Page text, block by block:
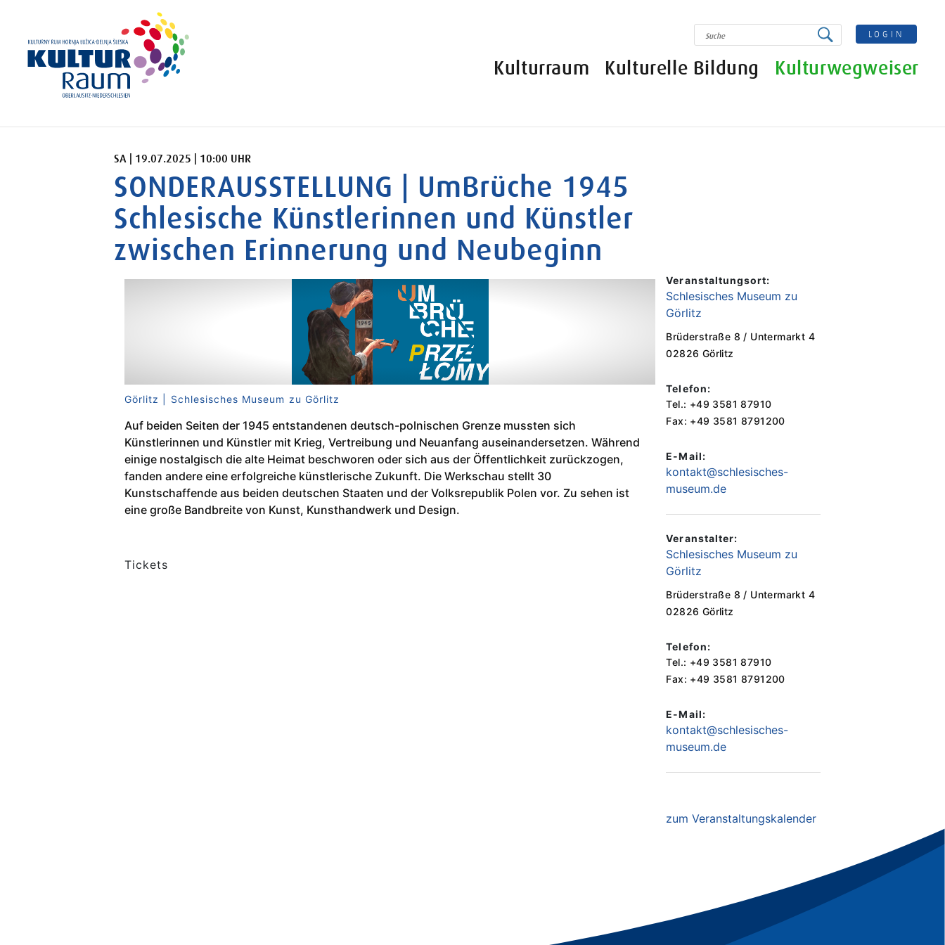
SUCHE LOGIN
Kulturraum Kulturelle Bildung Kulturwegweiser
SAMSTAG 19.07.2025 10:00 UHR
SA | 19.07.2025 | 10:00 UHR
SONDERAUSSTELLUNG | UmBrüche 1945
Schlesische Künstlerinnen und Künstler
zwischen Erinnerung und Neubeginn
Görlitz | Schlesisches Museum zu Görlitz
Auf beiden Seiten der 1945 entstandenen deutsch-polnischen Grenze mussten sich
Künstlerinnen und Künstler mit Krieg, Vertreibung und Neuanfang auseinandersetzen. Während
einige nostalgisch die alte Heimat beschworen oder sich aus der Öffentlichkeit zurückzogen,
fanden andere eine erfolgreiche künstlerische Zukunft. Die Werkschau stellt 30
Kunstschaffende aus beiden deutschen Staaten und der Volksrepublik Polen vor. Zu sehen ist
eine große Bandbreite von Kunst, Kunsthandwerk und Design.
Tickets
Veranstaltungsort:
Schlesisches Museum zu
Görlitz
Brüderstraße 8 / Untermarkt 4
02826 Görlitz
Telefon:
Tel.: +49 3581 87910
Fax: +49 3581 8791200
E-Mail:
kontakt@schlesisches-
museum.de
Veranstalter:
Schlesisches Museum zu
Görlitz
Brüderstraße 8 / Untermarkt 4
02826 Görlitz
Telefon:
Tel.: +49 3581 87910
Fax: +49 3581 8791200
E-Mail:
kontakt@schlesisches-
museum.de
zum Veranstaltungskalender